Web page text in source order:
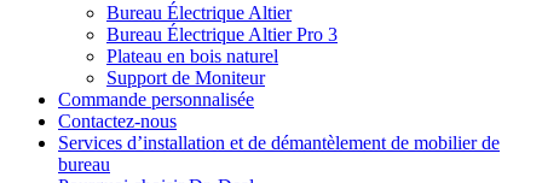
Bureau Électrique Altier
Bureau Électrique Altier Pro 3
Plateau en bois naturel
Support de Moniteur
Commande personnalisée
Contactez-nous
Services d’installation et de démantèlement de mobilier de
bureau